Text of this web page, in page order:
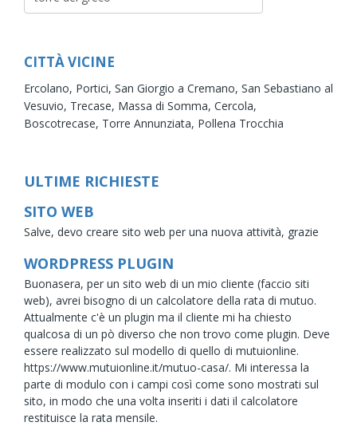
CITTÀ VICINE
Ercolano, Portici, San Giorgio a Cremano, San Sebastiano al
Vesuvio, Trecase, Massa di Somma, Cercola,
Boscotrecase, Torre Annunziata, Pollena Trocchia
ULTIME RICHIESTE
SITO WEB
Salve, devo creare sito web per una nuova attività, grazie
WORDPRESS PLUGIN
Buonasera, per un sito web di un mio cliente (faccio siti
web), avrei bisogno di un calcolatore della rata di mutuo.
Attualmente c'è un plugin ma il cliente mi ha chiesto
qualcosa di un pò diverso che non trovo come plugin. Deve
essere realizzato sul modello di quello di mutuionline.
https://www.mutuionline.it/mutuo-casa/. Mi interessa la
parte di modulo con i campi così come sono mostrati sul
sito, in modo che una volta inseriti i dati il calcolatore
restituisce la rata mensile.